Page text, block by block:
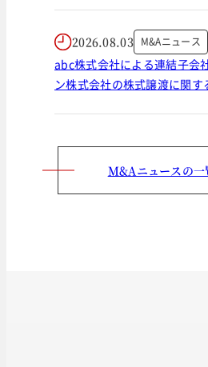
2026.08.03 M&Aニュース
abc株式会社による連結子会
ン株式会社の株式譲渡に関す
M&Aニュースの一